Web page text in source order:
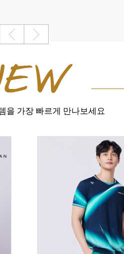
을 가장 빠르게 만나보세요